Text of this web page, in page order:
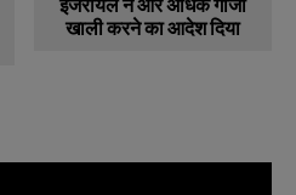
खाली करने का आदेश दिया